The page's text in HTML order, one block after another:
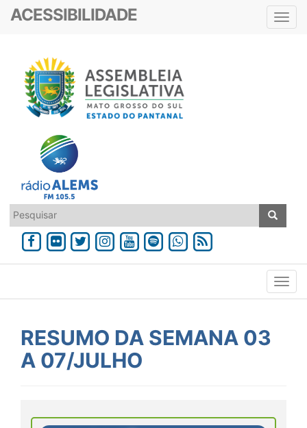
ACESSIBILIDADE
RESUMO DA SEMANA 03
A 07/JULHO